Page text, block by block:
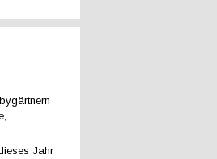
Jahr